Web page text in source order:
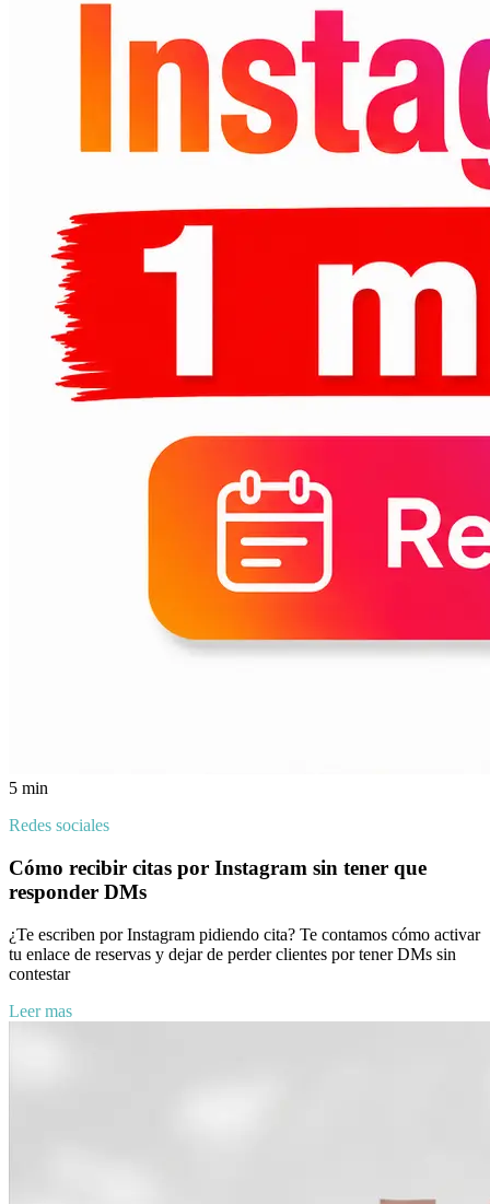
5 min
Redes sociales
Cómo recibir citas por Instagram sin tener que
responder DMs
¿Te escriben por Instagram pidiendo cita? Te contamos cómo activar
tu enlace de reservas y dejar de perder clientes por tener DMs sin
contestar
Leer mas